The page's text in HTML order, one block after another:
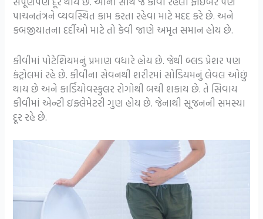
પાચનતંત્રને વ્યવસ્થિત કામ કરતા રહેવા માટે મદદ કરે છે. અને
કબજીયાતના દર્દીઓ માટે તો કેવી જાણે અમૃત સમાન હોય છે.
કીવીમાં પોટેશિયમનું પ્રમાણ વધારે હોય છે. જેથી બ્લડ પ્રેશર પણ
કંટ્રોલમાં રહે છે. કીવીના સેવનથી શરીરમાં સોડિયમનું લેવલ ઓછું
થાય છે અને કાર્ડિયોવસ્કુલર રોગોથી બચી શકાય છે. તે સિવાય
કીવીમાં એન્ટી ઇફ્લેમેટરી ગુણ હોય છે. જેનાથી સૂજનની સમસ્યા
દૂર રહે છે.